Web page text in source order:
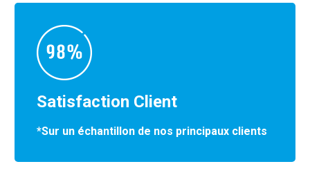
Satisfaction Client
*Sur un échantillon de nos principaux clients